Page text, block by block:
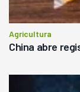
Agricultura
China abre